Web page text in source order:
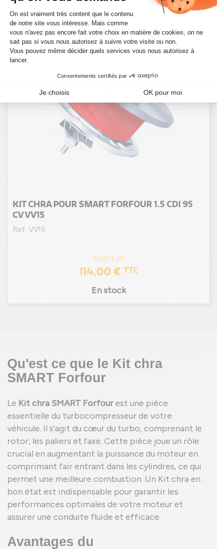
KIT CHRA POUR SMART FORFOUR 1.5 CDI 95
CV VV15
Ref. VV15
95,00 € HT
114,00 € TTC
En stock
Qu'est ce que le Kit chra
SMART Forfour
Le Kit chra SMART Forfourest une pièce
essentielle du turbocompresseur de votre
véhicule. Il s'agit du cœur du turbo, comprenant le
rotor, les paliers et l'axe. Cette pièce joue un rôle
crucial en augmentant la puissance du moteur en
comprimant l'air entrant dans les cylindres, ce qui
permet une meilleure combustion. Un Kit chra en
bon état est indispensable pour garantir les
performances optimales de votre moteur et
assurer une conduite fluide et efficace.
Avantages du